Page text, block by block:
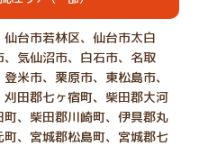
台市若林区、仙台市太白
気仙沼市、白石市、名取
米市、栗原市、東松島市、
田郡七ヶ宿町、柴田郡大河
、柴田郡川崎町、伊具郡丸
、宮城郡松島町、宮城郡七